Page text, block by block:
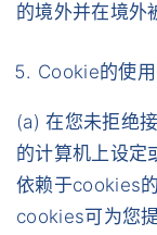
的境外并在境外
Cookie的使用
(a) 在您未拒绝
的计算机上设定
依赖于cookies
cookies可为您